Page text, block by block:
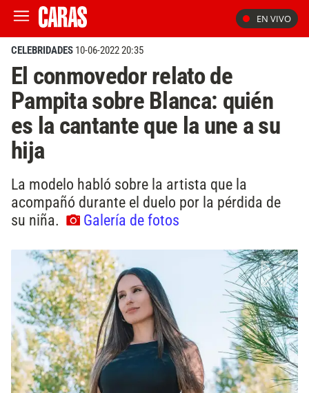
EN VIVO
CELEBRIDADES 10-06-2022 20:35
El conmovedor relato de
Pampita sobre Blanca: quién
es la cantante que la une a su
hija
La modelo habló sobre la artista que la
acompañó durante el duelo por la pérdida de
su niña.
Galería de fotos